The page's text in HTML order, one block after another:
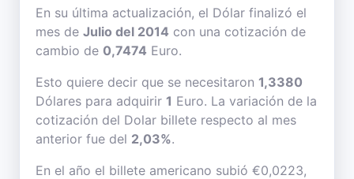
En su última actualización, el Dólar finalizó el
mes de Julio del 2014 con una cotización de
cambio de 0,7474 Euro.
Esto quiere decir que se necesitaron 1,3380
Dólares para adquirir 1 Euro. La variación de la
cotización del Dolar billete respecto al mes
anterior fue del 2,03%.
En el año el billete americano subió €0,0223,